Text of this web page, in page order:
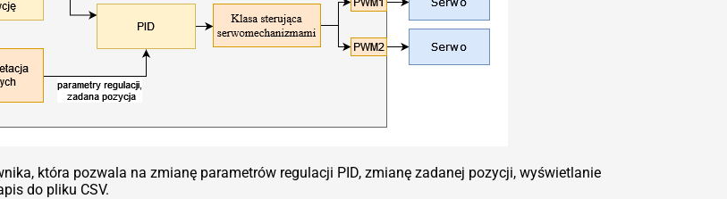
która pozwala na zmianę parametrów regulacji PID, zmianę zadanej pozycji, wyświetlanie
do pliku CSV.